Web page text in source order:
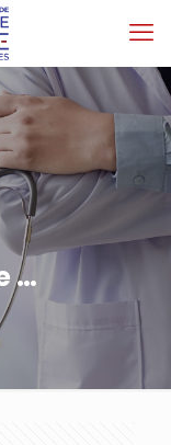
…